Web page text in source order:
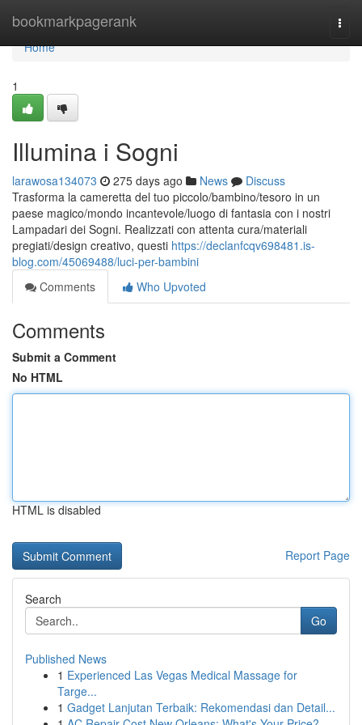
bookmarkpagerank
Home
Home
1
Illumina i Sogni
larawosa134073 275 days ago News
Discuss
Trasforma la cameretta del tuo piccolo/bambino/tesoro in un
paese magico/mondo incantevole/luogo di fantasia con i nostri
Lampadari dei Sogni. Realizzati con attenta cura/materiali
pregiati/design creativo, questi https://declanfcqv698481.is-
blog.com/45069488/luci-per-bambini
Comments
Who Upvoted
Comments
Submit a Comment
No HTML
HTML is disabled
Report Page
Search
Go
Published News
1 Experienced Las Vegas Medical Massage for
Targe...
1 Gadget Lanjutan Terbaik: Rekomendasi dan Detail...